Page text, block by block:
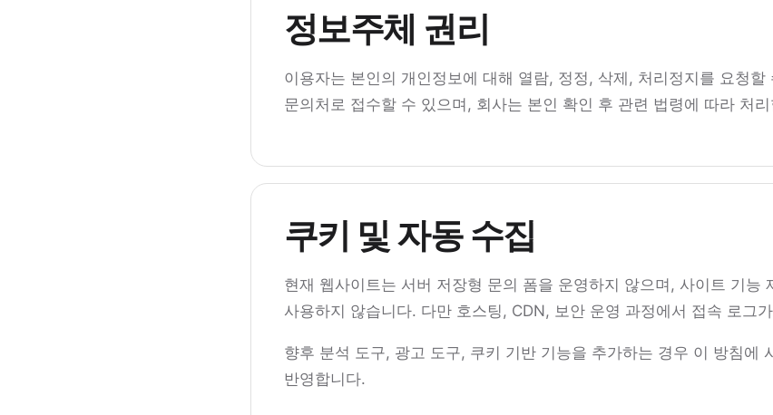
정보주체 권리
이용자는 본인의 개인정보에 대해 열람, 정정, 삭제, 처리정지를 요청
문의처로 접수할 수 있으며, 회사는 본인 확인 후 관련 법령에 따라 처
쿠키 및 자동 수집
현재 웹사이트는 서버 저장형 문의 폼을 운영하지 않으며, 사이트 기능
사용하지 않습니다. 다만 호스팅, CDN, 보안 운영 과정에서 접속 로그
향후 분석 도구, 광고 도구, 쿠키 기반 기능을 추가하는 경우 이 방침에
반영합니다.